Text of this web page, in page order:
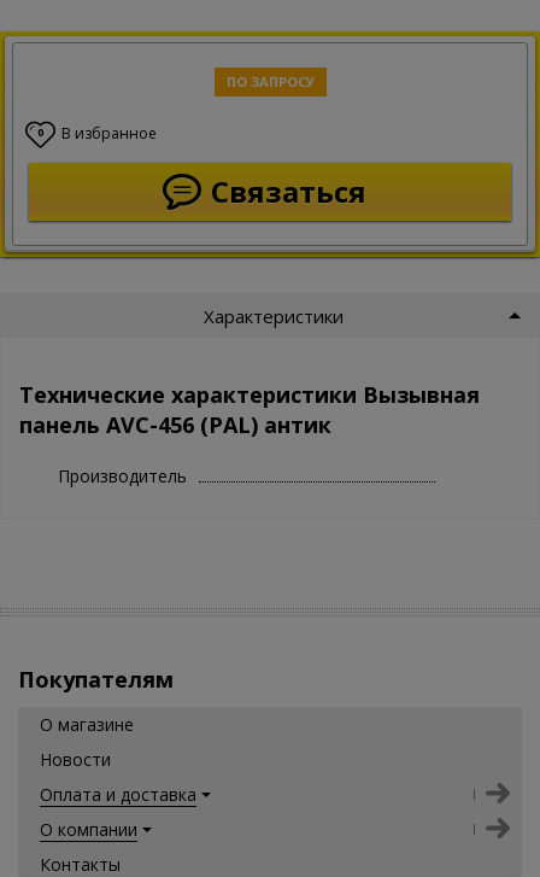
ПО ЗАПРОСУ
0 В избранное
Связаться
Характеристики
Технические характеристики Вызывная
панель AVC-456 (PAL) антик
Производитель
Покупателям
О магазине
Новости
Оплата и доставка
О компании
Контакты